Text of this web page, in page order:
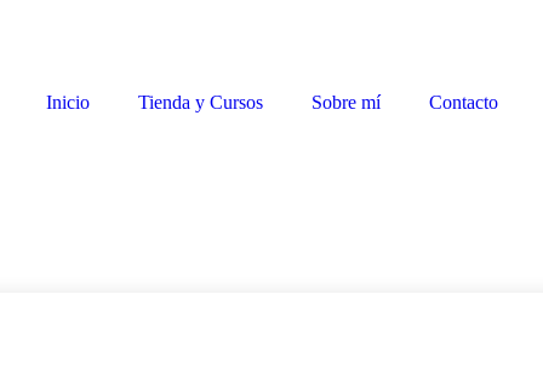
Inicio Tienda y Cursos Sobre mí Contacto